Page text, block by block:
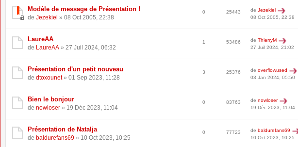
Modèle de message de Présentation !
de Jezekiel » 08 Oct 2005, 22:38
0 25443 de Jezekiel
08 Oct 2005, 22:38
LaureAA
de LaureAA » 27 Juil 2024, 06:32
1 53486 de ThierryM
27 Juil 2024, 21:02
Présentation d'un petit nouveau
de dtoxounet» 01 Sep 2023, 11:28
3 25376 de overflowused
03 Jan 2024, 05:50
Bien le bonjour
de nowloser » 19 Déc 2023, 11:04
0 83763 de nowloser
19 Déc 2023, 11:04
Présentation de Natalja
de baldurefans69 » 10 Oct 2023, 10:25
0 77723 de baldurefans69
10 Oct 2023, 10:25